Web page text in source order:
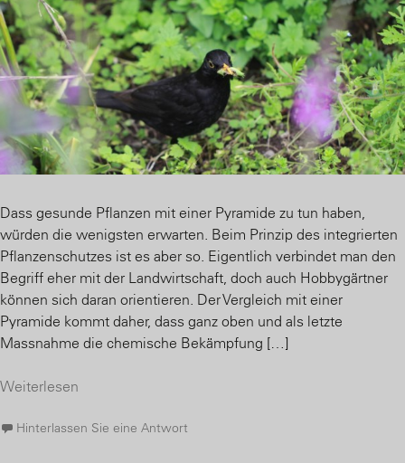
Dass gesunde Pflanzen mit einer Pyramide zu tun haben,
würden die wenigsten erwarten. Beim Prinzip des integrierten
Pflanzenschutzes ist es aber so. Eigentlich verbindet man den
Begriff eher mit der Landwirtschaft, doch auch Hobbygärtner
können sich daran orientieren. Der Vergleich mit einer
Pyramide kommt daher, dass ganz oben und als letzte
Massnahme die chemische Bekämpfung […]
Weiterlesen
Hinterlassen Sie eine Antwort